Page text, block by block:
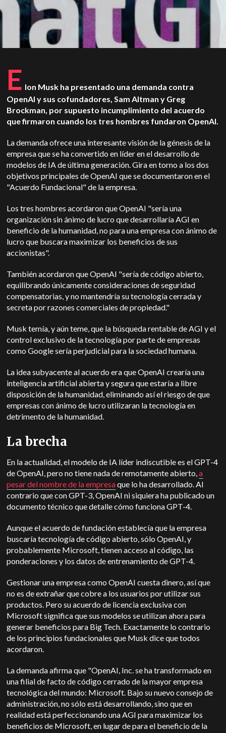
E lon Musk ha presentado una demanda contra
OpenAI y sus cofundadores, Sam Altman y Greg
Brockman, por supuesto incumplimiento del acuerdo
que firmaron cuando los tres hombres fundaron OpenAI.
La demanda ofrece una interesante visión de la génesis de la
empresa que se ha convertido en líder en el desarrollo de
modelos de IA de última generación. Gira en torno a los dos
objetivos principales de OpenAI que se documentaron en el
"Acuerdo Fundacional" de la empresa.
Los tres hombres acordaron que OpenAI "sería una
organización sin ánimo de lucro que desarrollaría AGI en
beneficio de la humanidad, no para una empresa con ánimo de
lucro que buscara maximizar los beneficios de sus
accionistas".
También acordaron que OpenAI "sería de código abierto,
equilibrando únicamente consideraciones de seguridad
compensatorias, y no mantendría su tecnología cerrada y
secreta por razones comerciales de propiedad."
Musk temía, y aún teme, que la búsqueda rentable de AGI y el
control exclusivo de la tecnología por parte de empresas
como Google sería perjudicial para la sociedad humana.
La idea subyacente al acuerdo era que OpenAI crearía una
inteligencia artificial abierta y segura que estaría a libre
disposición de la humanidad, eliminando así el riesgo de que
empresas con ánimo de lucro utilizaran la tecnología en
detrimento de la humanidad.
La brecha
En la actualidad, el modelo de IA líder indiscutible es el GPT-4
de OpenAI, pero no tiene nada de remotamente abierto,a
pesar del nombre de la empresaque lo ha desarrollado. Al
contrario que con GPT-3, OpenAI ni siquiera ha publicado un
documento técnico que detalle cómo funciona GPT-4.
Aunque el acuerdo de fundación establecía que la empresa
buscaría tecnología de código abierto, sólo OpenAI, y
probablemente Microsoft, tienen acceso al código, las
ponderaciones y los datos de entrenamiento de GPT-4.
Gestionar una empresa como OpenAI cuesta dinero, así que
no es de extrañar que cobre a los usuarios por utilizar sus
productos. Pero su acuerdo de licencia exclusiva con
Microsoft significa que sus modelos se utilizan ahora para
generar beneficios para Big Tech. Exactamente lo contrario
de los principios fundacionales que Musk dice que todos
acordaron.
La demanda afirma que "OpenAI, Inc. se ha transformado en
una filial de facto de código cerrado de la mayor empresa
tecnológica del mundo: Microsoft. Bajo su nuevo consejo de
administración, no sólo está desarrollando, sino que en
realidad está perfeccionando una AGI para maximizar los
beneficios de Microsoft, en lugar de para el beneficio de la